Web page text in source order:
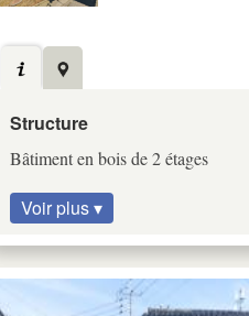
Structure
Bâtiment en bois de 2 étages
Voir plus ▾